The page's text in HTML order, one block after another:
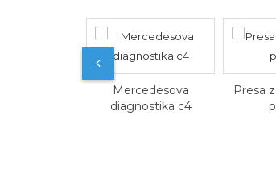
Mercedesova
diagnostika c4
Presa